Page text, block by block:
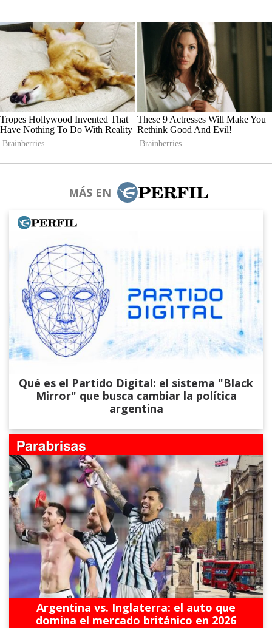
MÁS EN
Qué es el Partido Digital: el sistema "Black
Mirror" que busca cambiar la política
argentina
Argentina vs. Inglaterra: el auto que
domina el mercado británico en 2026